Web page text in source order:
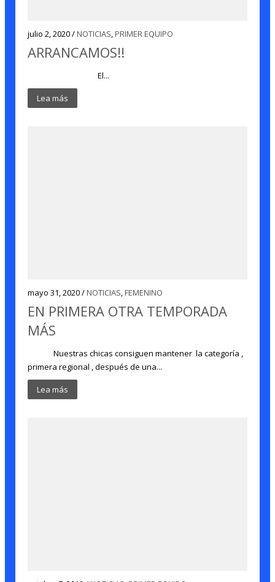
julio 2, 2020 /NOTICIAS,PRIMER EQUIPO
ARRANCAMOS!!
El...
Lea más
mayo 31, 2020 /NOTICIAS,FEMENINO
EN PRIMERA OTRA TEMPORADA
MÁS
Nuestras chicas consiguen mantener la categoría ,
primera regional , después de una...
Lea más